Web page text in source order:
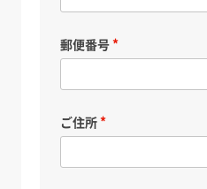
郵便番号
ご住所